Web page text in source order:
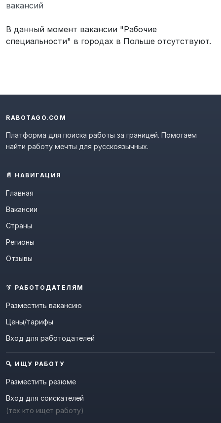
вакансий
В данный момент вакансии "Рабочие
специальности" в городах в Польше отсутствуют.
RABOTAGO.COM
Платформа для поиска работы за границей. Помогаем
найти работу мечты для русскоязычных.
📄 НАВИГАЦИЯ
Главная
Вакансии
Страны
Регионы
Отзывы
👔 РАБОТОДАТЕЛЯМ
Разместить вакансию
Цены/тарифы
Вход для работодателей
🔍 ИЩУ РАБОТУ
Разместить резюме
Вход для соискателей
(тех кто ищет работу)